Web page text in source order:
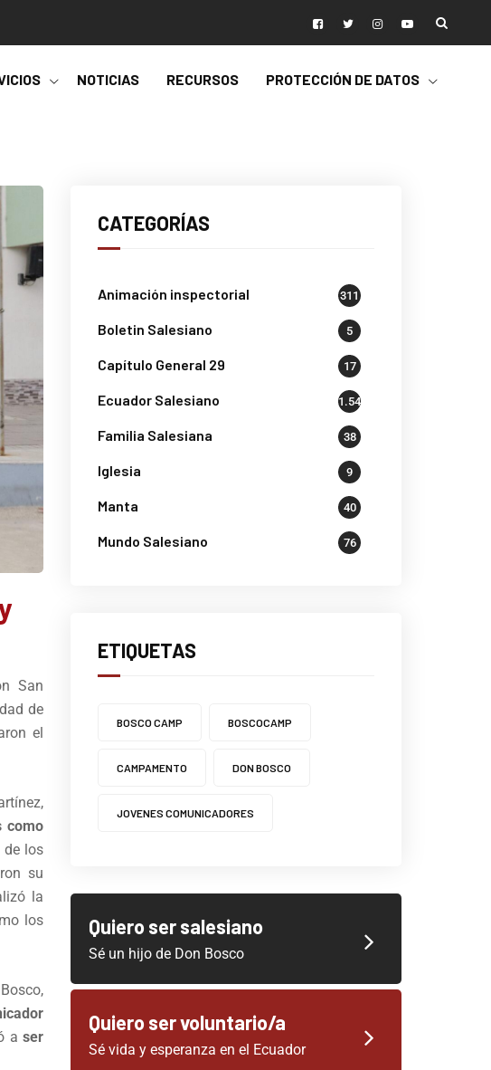
NOTICIAS RECURSOS PROTECCIÓN DE DATOS
San
de
el
como
de los
su
la
los
aser
CATEGORÍAS
Animación inspectorial 311
Boletin Salesiano 5
Capítulo General 29 17
Ecuador Salesiano 1.541
Familia Salesiana 38
Iglesia 9
Manta 40
Mundo Salesiano 76
ETIQUETAS
BOSCO CAMP BOSCOCAMP
CAMPAMENTO DON BOSCO
JOVENES COMUNICADORES
Quiero ser salesiano
Sé un hijo de Don Bosco
Quiero ser voluntario/a
Sé vida y esperanza en el Ecuador